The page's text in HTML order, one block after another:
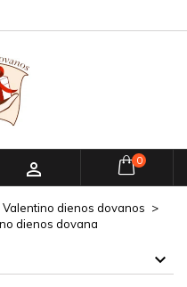
 0
Valentino dienos dovanos
dienos dovana